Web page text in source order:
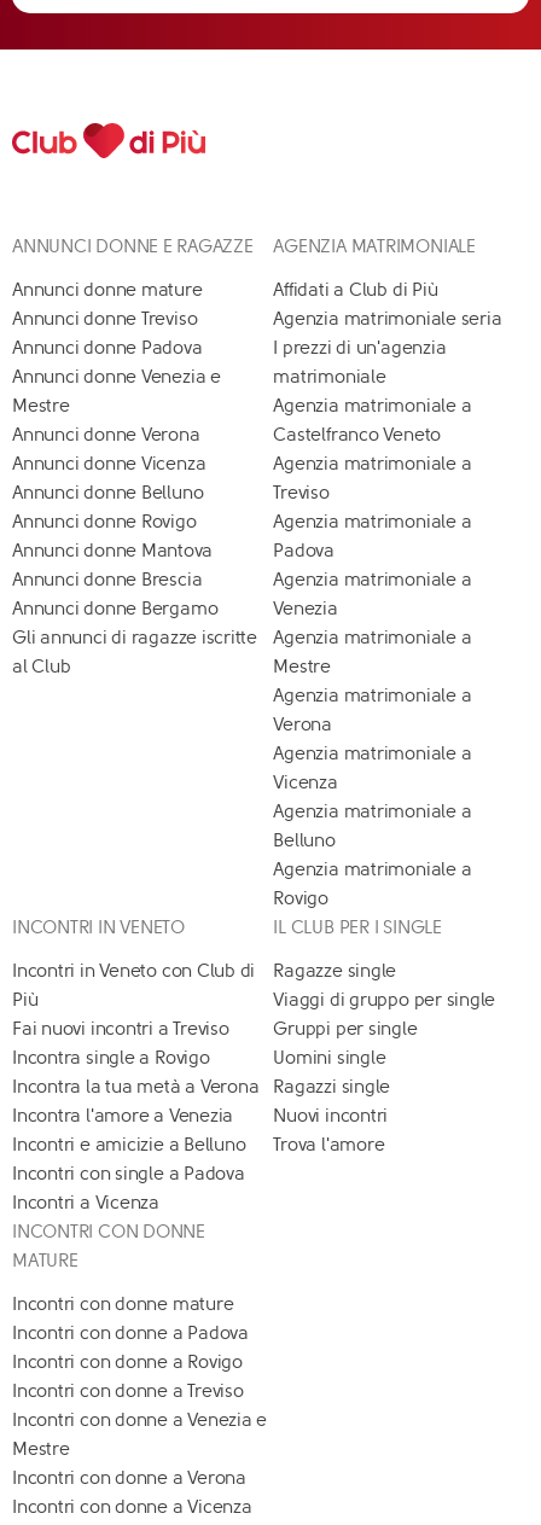
ANNUNCI DONNE E RAGAZZE
Annunci donne mature
Annunci donne Treviso
Annunci donne Padova
Annunci donne Venezia e
Mestre
Annunci donne Verona
Annunci donne Vicenza
Annunci donne Belluno
Annunci donne Rovigo
Annunci donne Mantova
Annunci donne Brescia
Annunci donne Bergamo
Gli annunci di ragazze iscritte
al Club
AGENZIA MATRIMONIALE
Affidati a Club di Più
Agenzia matrimoniale seria
I prezzi di un'agenzia
matrimoniale
Agenzia matrimoniale a
Castelfranco Veneto
Agenzia matrimoniale a
Treviso
Agenzia matrimoniale a
Padova
Agenzia matrimoniale a
Venezia
Agenzia matrimoniale a
Mestre
Agenzia matrimoniale a
Verona
Agenzia matrimoniale a
Vicenza
Agenzia matrimoniale a
Belluno
Agenzia matrimoniale a
Rovigo
INCONTRI IN VENETO
Incontri in Veneto con Club di
Più
Fai nuovi incontri a Treviso
Incontra single a Rovigo
Incontra la tua metà a Verona
Incontra l'amore a Venezia
Incontri e amicizie a Belluno
Incontri con single a Padova
Incontri a Vicenza
IL CLUB PER I SINGLE
Ragazze single
Viaggi di gruppo per single
Gruppi per single
Uomini single
Ragazzi single
Nuovi incontri
Trova l'amore
INCONTRI CON DONNE
MATURE
Incontri con donne mature
Incontri con donne a Padova
Incontri con donne a Rovigo
Incontri con donne a Treviso
Incontri con donne a Venezia e
Mestre
Incontri con donne a Verona
Incontri con donne a Vicenza